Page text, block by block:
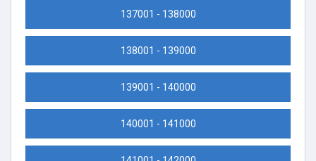
137001 - 138000
138001 - 139000
139001 - 140000
140001 - 141000